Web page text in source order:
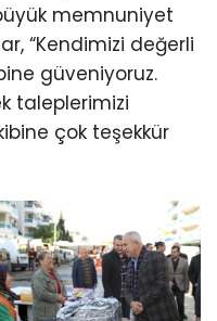
memnuniyet
“Kendimizi değerli
güveniyoruz.
taleplerimizi
çok teşekkür